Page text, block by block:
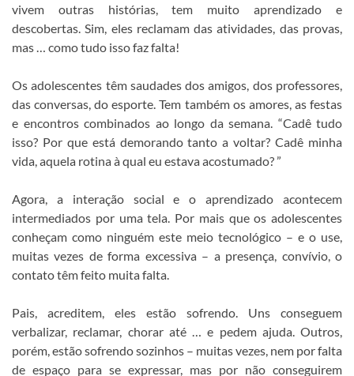
vivem outras histórias, tem muito aprendizado e
descobertas. Sim, eles reclamam das atividades, das provas,
mas … como tudo isso faz falta!
Os adolescentes têm saudades dos amigos, dos professores,
das conversas, do esporte. Tem também os amores, as festas
e encontros combinados ao longo da semana. “Cadê tudo
isso? Por que está demorando tanto a voltar? Cadê minha
vida, aquela rotina à qual eu estava acostumado? ”
Agora, a interação social e o aprendizado acontecem
intermediados por uma tela. Por mais que os adolescentes
conheçam como ninguém este meio tecnológico – e o use,
muitas vezes de forma excessiva – a presença, convívio, o
contato têm feito muita falta.
Pais, acreditem, eles estão sofrendo. Uns conseguem
verbalizar, reclamar, chorar até … e pedem ajuda. Outros,
porém, estão sofrendo sozinhos – muitas vezes, nem por falta
de espaço para se expressar, mas por não conseguirem